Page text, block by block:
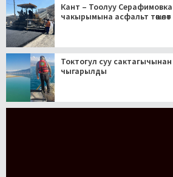
Кант – Тоолуу
чакырымына асфальт төшөлөт
Токтогул суу
чыгарылды